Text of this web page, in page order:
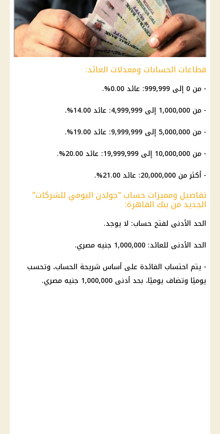
قطاعات الحسابات ومعدلات العائد:
- من 0 إلى 999,999: عائد 0.00%.
- من 1,000,000 إلى 4,999,999: عائد 14.00%.
- من 5,000,000 إلى 9,999,999: عائد 19.00%.
- من 10,000,000 إلى 19,999,999: عائد 20.00%.
- أكثر من 20,000,000: عائد 21.00%.
تفاصيل ومميزات حساب “جولدن اليومي للشركات”
الجديد من بنك القاهرة:
الحد الأدنى لفتح حساب: لا يوجد.
الحد الأدنى للعائد: 1,000,000 جنيه مصري.
- يتم احتساب الفائدة على أساس شريحة الحساب، وتحسب
يوميًا وتضاف يوميًا، بحد أدنى 1,000,000 جنيه مصري.